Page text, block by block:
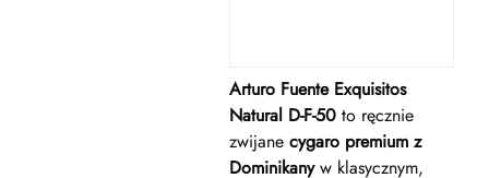
Arturo Fuente Exquisitos
Natural D-F-50to ręcznie
zwijane cygaro premium z
Dominikanyw klasycznym,